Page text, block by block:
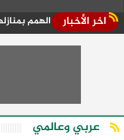
اخر الأخبار
الهمم بمنازلهم بالشرقية
عربي وعالمي